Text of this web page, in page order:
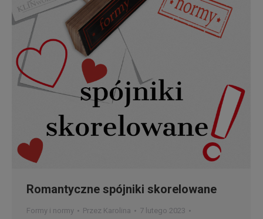
Romantyczne spójniki skorelowane
Formy i normy Przez Karolina
7 lutego 2023